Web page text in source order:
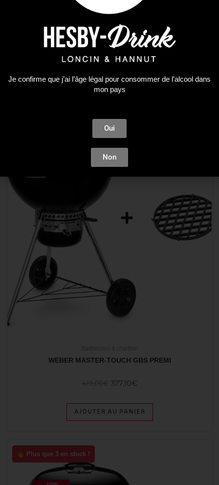
736,19 662,57€
LIRE LA SUITE
Plus que 2 en stock !
WEBER MASTER-TOUCH GBS PREMI
377,10€
AJOUTER AU PANIER
Plus que 3 en stock !
Je confirme que j’ai l’âge légal pour consommer de l’alcool dans
mon pays
Oui
Non